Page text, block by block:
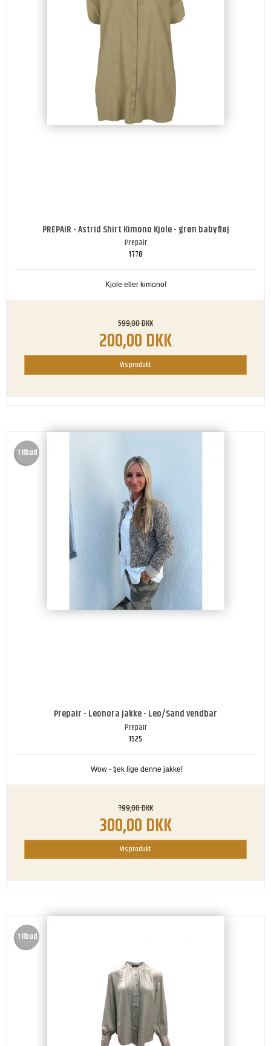
PREPAIR - Astrid Shirt Kimono Kjole - grøn babyfløj
Prepair
1778
Kjole eller kimono!
599,00 DKK
200,00 DKK
Vis produkt
Tilbud
Prepair - Leonora Jakke - Leo/Sand vendbar
Prepair
1525
Wow - tjek lige denne jakke!
799,00 DKK
300,00 DKK
Vis produkt
Tilbud